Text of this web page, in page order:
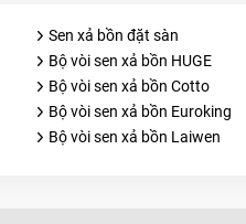
Sen xả bồn đặt sàn
Bộ vòi sen xả bồn HUGE
Bộ vòi sen xả bồn Cotto
Bộ vòi sen xả bồn Euroking
Bộ vòi sen xả bồn Laiwen